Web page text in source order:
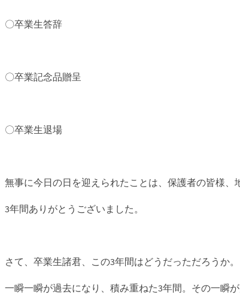
〇卒業生答辞
〇卒業記念品贈呈
〇卒業生退場
無事に今日の日を迎えられたことは、保護者の皆様、
3年間ありがとうございました。
さて、卒業生諸君、この3年間はどうだっただろうか。
一瞬一瞬が過去になり、積み重ねた3年間。その一瞬が